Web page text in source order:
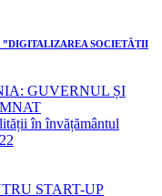
”DIGITALIZAREA SOCIETĂȚII
GUVERNUL ȘI
în învățământul
START-UP